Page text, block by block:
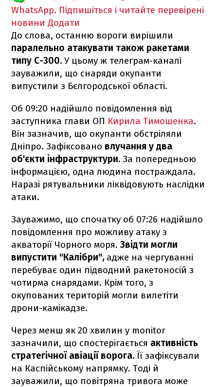
WhatsApp. Підпишіться і читайте перевірені
новини Додати
До слова, останню вороги вирішили
паралельно атакувати також ракетами
типу С-300. У цьому ж телеграм-каналі
зауважили, що снаряди окупанти
випустили з Бєлгородської області.
Об 09:20 надійшло повідомлення від
заступника глави ОП Кирила Тимошенка.
Він зазначив, що окупанти обстріляли
Дніпро. Зафіксовано влучання у два
об'єкти інфраструктури. За попередньою
інформацією, одна людина постраждала.
Наразі рятувальники ліквідовують наслідки
атаки.
Зауважимо, що спочатку об 07:26 надійшло
повідомлення про можливу атаку з
акваторії Чорного моря. Звідти могли
випустити "Калібри", адже на чергуванні
перебуває один підводний ракетоносій з
чотирма снарядами. Крім того, з
окупованих територій могли вилетіти
дрони-камікадзе.
Через менш як 20 хвилин у monitor
зазначили, що спостерігається активність
стратегічної авіації ворога. Її зафіксували
на Каспійському напрямку. Тоді й
зауважили, що повітряна тривога може